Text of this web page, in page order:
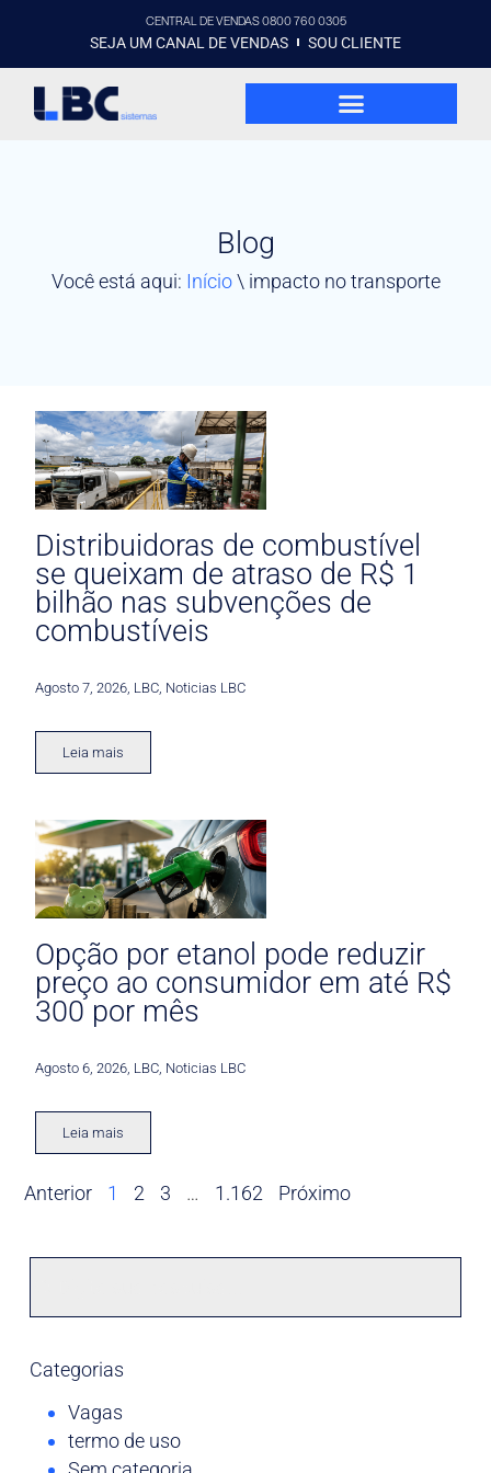
CENTRAL DE VENDAS 0800 760 0305
SEJA UM CANAL DE VENDAS SOU CLIENTE
Blog
Você está aqui: Início\ impacto no transporte
Distribuidoras de combustível
se queixam de atraso de R$ 1
bilhão nas subvenções de
combustíveis
Agosto 7, 2026 LBC Noticias LBC
Leia mais
Opção por etanol pode reduzir
preço ao consumidor em até R$
300 por mês
Agosto 6, 2026 LBC Noticias LBC
Leia mais
Anterior 1 2 3 … 1.162 Próximo
Categorias
Vagas
termo de uso